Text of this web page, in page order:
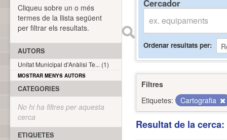
Cercador
Ordenar resultats per
Filtres
Etiquetes:
Cartografia
Resultat de la
Cliqueu sobre un o més
termes de la llista següent
per filtrar els resultats.
AUTORS
Unitat Municipal d'Anàlisi Te... (1)
MOSTRAR MENYS AUTORS
CATEGORIES
No hi ha filtres per aquesta
cerca
ETIQUETES